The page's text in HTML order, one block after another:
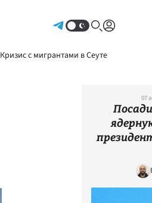
Кризис с мигрантами в Сеуте
07